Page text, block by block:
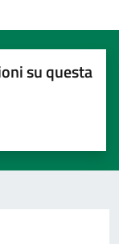
su questa